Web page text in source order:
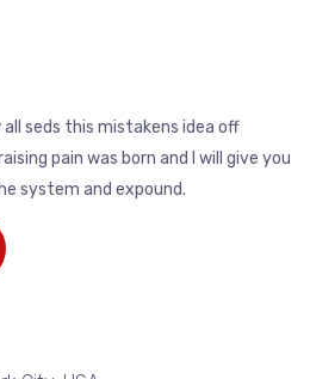
seds this mistakens idea off
pain was born and I will give you
system and expound.